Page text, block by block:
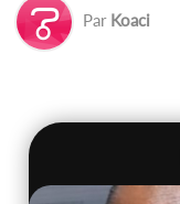
Par Koaci